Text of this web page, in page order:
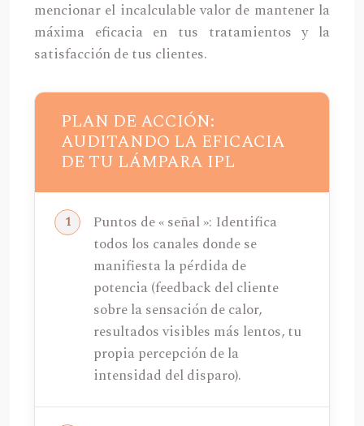
mencionar el incalculable valor de mantener la
máxima eficacia en tus tratamientos y la
satisfacción de tus clientes.
PLAN DE ACCIÓN:
AUDITANDO LA EFICACIA
DE TU LÁMPARA IPL
Puntos de « señal »: Identifica
todos los canales donde se
manifiesta la pérdida de
potencia (feedback del cliente
sobre la sensación de calor,
resultados visibles más lentos, tu
propia percepción de la
intensidad del disparo).